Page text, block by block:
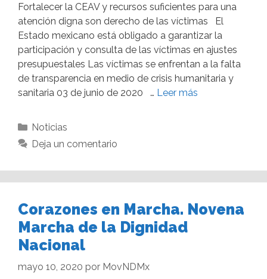
Fortalecer la CEAV y recursos suficientes para una
atención digna son derecho de las víctimas El
Estado mexicano está obligado a garantizar la
participación y consulta de las víctimas en ajustes
presupuestales Las víctimas se enfrentan a la falta
de transparencia en medio de crisis humanitaria y
sanitaria 03 de junio de 2020 … Leer más
Noticias
Deja un comentario
Corazones en Marcha. Novena
Marcha de la Dignidad
Nacional
mayo 10, 2020 por MovNDMx